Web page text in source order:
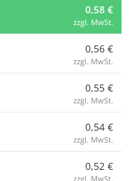
0,58 €
zzgl. MwSt.
0,56 €
zzgl. MwSt.
0,55 €
zzgl. MwSt.
0,54 €
zzgl. MwSt.
0,52 €
zzgl. MwSt.